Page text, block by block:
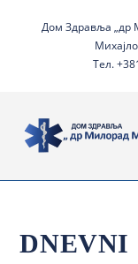
Дом Здравља „др
Тел.
DNEVNI